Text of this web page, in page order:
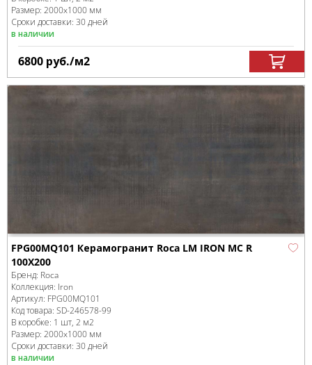
Размер: 2000x1000 мм
Сроки доставки: 30 дней
в наличии
6800 руб./м2
FPG00MQ101 Керамогранит Roca LM IRON MC R
100X200
Бренд: Roca
Коллекция: Iron
Артикул: FPG00MQ101
Код товара: SD-246578-99
В коробке: 1 шт, 2 м2
Размер: 2000x1000 мм
Сроки доставки: 30 дней
в наличии